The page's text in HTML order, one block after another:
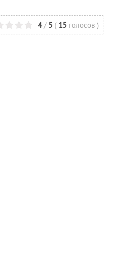
4 / 5 ( 15 голосов)